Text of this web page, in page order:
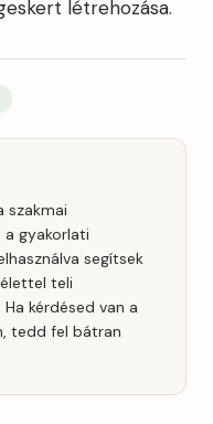
létrehozása.
szakmai
gyakorlati
segítsek
teli
kérdésed van a
tedd fel bátran